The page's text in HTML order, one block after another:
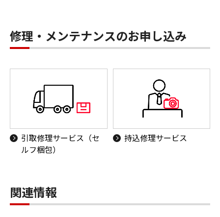
修理・メンテナンスのお申し込み
引取修理サービス（セ
ルフ梱包）
持込修理サービス
関連情報